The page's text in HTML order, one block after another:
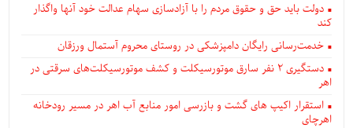
دولت باید حق و حقوق مردم را با آزادسازی سهام عدالت خود آنها واگذار
کند
خدمت‌رسانی رایگان دامپزشکی در روستای محروم آستمال ورزقان
دستگيری ۲ نفر سارق موتورسیکلت و کشف موتورسیکلت‌های سرقتی در
اهر
استقرار اکیپ های گشت و بازرسی امور منابع آب اهر در مسیر رودخانه
اهرچای